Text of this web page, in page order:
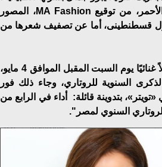
بالإضافة إلى أناقتها بفستان لامع، باللون الأحمر، من توقيع MA Fashion، المصور
بول قسطنطينى، أما عن تصفيف شعرها من
ويذكر أن المطربة كارول سماحه تحيي حفلاً غنائيًا يوم السبت المقبل الموافق 4 مايو،
السنوية للروتاري، وجاء ذلك فور
بتدوينة قائلة: أداء في الرابع من
السنوي لمصر".